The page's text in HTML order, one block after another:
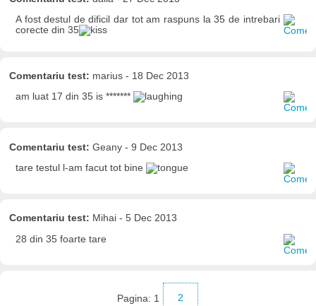
A fost destul de dificil dar tot am raspuns la 35 de intrebari
corecte din 35
Comentariu test: marius - 18 Dec 2013
am luat 17 din 35 is *******
Comentariu test: Geany - 9 Dec 2013
tare testul l-am facut tot bine
Comentariu test: Mihai - 5 Dec 2013
28 din 35 foarte tare
Pagina: 1 2